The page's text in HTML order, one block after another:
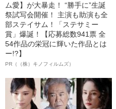
ム愛】が大暴走！ “勝手に”生誕
祭試写会開催！ 主演も助演も全
部ステイサム！「ステサミー
賞」爆誕！【応募総数941票 全
54作品の栄冠に輝いた作品とは
ー!?】
PR（（株）キノフィルムズ）